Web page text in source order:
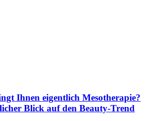
Ihnen eigentlich Mesotherapie?
Blick auf den Beauty-Trend